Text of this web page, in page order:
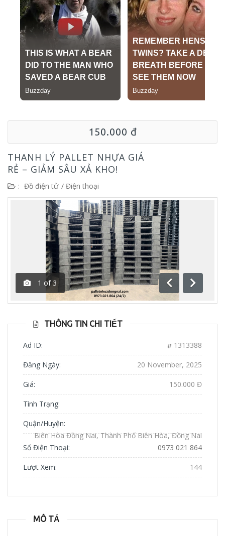
150.000 đ
THANH LÝ PALLET NHỰA GIÁ
RẺ – GIẢM SÂU XẢ KHO!
: Đồ điện tử / Điện thoại
1 of 3
Previous
Next
THÔNG TIN CHI TIẾT
Ad ID: 1313388
Đăng Ngày: 20 November, 2025
Giá: 150.000 Đ
Tình Trạng:
Quận/Huyện:
Biên Hòa Đồng Nai, Thành Phố Biên Hòa, Đồng Nai
Số Điện Thoại:
0973 021 864
Lượt Xem: 144
MÔ TẢ